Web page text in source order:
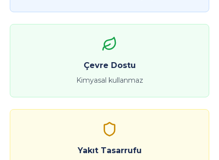
Çevre Dostu
Kimyasal kullanmaz
Yakıt Tasarrufu